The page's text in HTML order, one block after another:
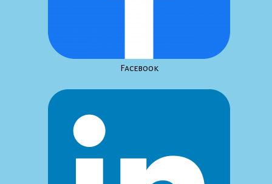
Facebook